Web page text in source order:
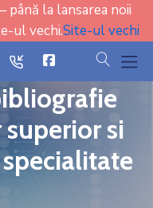
la lansarea noii
ul vechi.Site-ul vechi
icon cauta
si